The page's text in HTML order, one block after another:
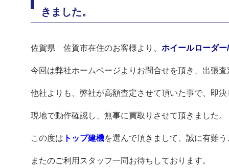
きました。
佐賀県 佐賀市在住のお客様より、 ホイールローダ
今回は弊社ホームページよりお問合せを頂き、出張
他社よりも、弊社が高額査定させて頂いた事で、即
現地で動作確認し、無事に買取りさせて頂きました。
この度は トップ建機を選んで頂きまして、誠に有難
またのご利用スタッフ一同お待ちしております。